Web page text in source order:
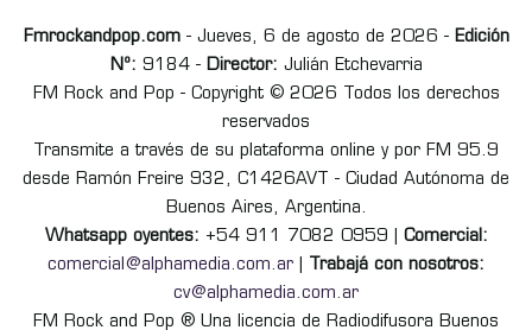
Fmrockandpop.com- Jueves, 6 de agosto de 2026 - Edición
Nº: 9184 - Director: Julián Etchevarria
FM Rock and Pop - Copyright © 2026 Todos los derechos
reservados
Transmite a través de su plataforma online y por FM 95.9
desde Ramón Freire 932, C1426AVT - Ciudad Autónoma de
Buenos Aires, Argentina.
Whatsapp oyentes: +54 911 7082 0959 | Comercial:
comercial@alphamedia.com.ar
Trabajá con nosotros:
cv@alphamedia.com.ar
FM Rock and Pop ® Una licencia de Radiodifusora Buenos